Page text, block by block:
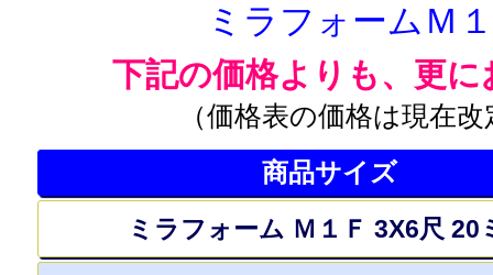
ミラフォームＭ
下記の価格よりも、更に
（価格表の価格は現在
商品サイズ
ミラフォーム Ｍ１Ｆ 3X6尺 20